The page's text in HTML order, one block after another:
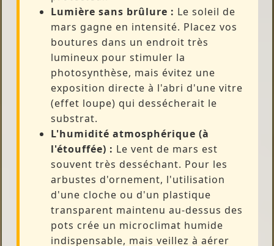
Lumière sans brûlure : Le soleil de
mars gagne en intensité. Placez vos
boutures dans un endroit très
lumineux pour stimuler la
photosynthèse, mais évitez une
exposition directe à l'abri d'une vitre
(effet loupe) qui dessécherait le
substrat.
L'humidité atmosphérique (à
l'étouffée) : Le vent de mars est
souvent très desséchant. Pour les
arbustes d'ornement, l'utilisation
d'une cloche ou d'un plastique
transparent maintenu au-dessus des
pots crée un microclimat humide
indispensable, mais veillez à aérer